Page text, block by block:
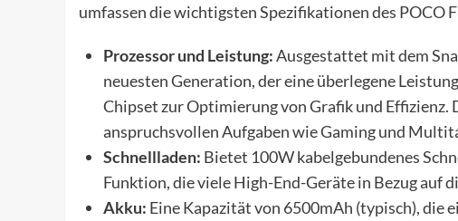
umfassen die wichtigsten Spezifikationen des POCO
Prozessor und Leistung:Ausgestattet mit dem
neuesten Generation, der eine überlegene
Chipset zur Optimierung von Grafik und Effizienz.
anspruchsvollen Aufgaben wie Gaming und
Schnellladen: Bietet 100W kabelgebundenes
Funktion, die viele High-End-Geräte in Bezug auf
Akku: Eine Kapazität von 6500mAh (typisch),